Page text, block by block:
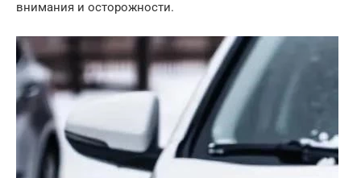
внимания и осторожности.